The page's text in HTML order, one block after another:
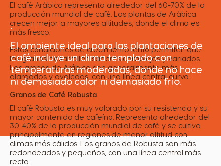
El café Arábica representa alrededor del 60-70% de la
producción mundial de café. Las plantas de Arábica
crecen mejor a mayores altitudes, donde el clima es
más fresco.
Estas condiciones de crecimiento lento permiten que
los granos desarrollen sabores complejos y variados.
Los granos de Arábica son generalmente más
alargados y ovalados, con una línea central curva.
Granos de Café Robusta
El café Robusta es muy valorado por su resistencia y su
mayor contenido de cafeína. Representa alrededor del
30-40% de la producción mundial de café y se cultiva
principalmente en regiones de menor altitud con
climas más cálidos. Los granos de Robusta son más
redondeados y pequeños, con una línea central más
recta.
.
El ambiente ideal para las plantaciones de
café incluye un clima templado con
temperaturas moderadas, donde no hace
ni demasiado calor ni demasiado frío.